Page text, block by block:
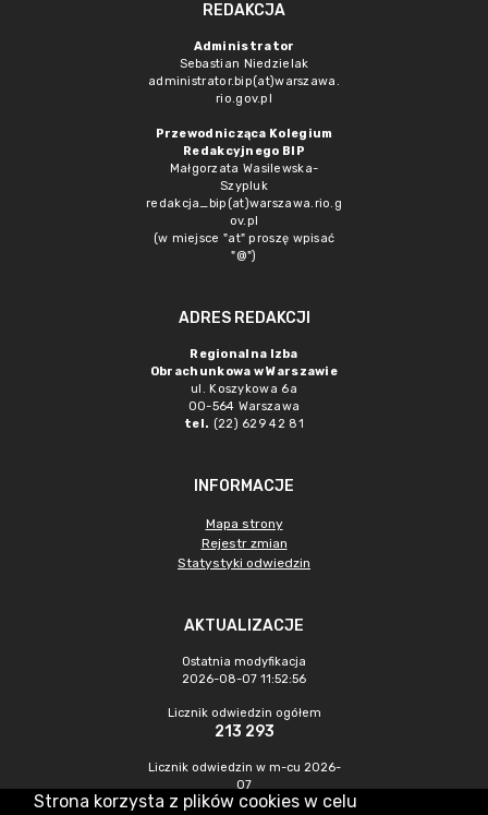
REDAKCJA
Administrator
Sebastian Niedzielak
administrator.bip(at)warszawa.
rio.gov.pl
Przewodnicząca Kolegium
Redakcyjnego BIP
Małgorzata Wasilewska-
Szypluk
redakcja_bip(at)warszawa.rio.g
ov.pl
(w miejsce "at" proszę wpisać
"@")
ADRES REDAKCJI
Regionalna Izba
Obrachunkowa w Warszawie
ul. Koszykowa 6a
00-564 Warszawa
tel. (22) 629 42 81
INFORMACJE
Mapa strony
Rejestr zmian
Statystyki odwiedzin
AKTUALIZACJE
Ostatnia modyfikacja
2026-08-07 11:52:56
Licznik odwiedzin ogółem
213 293
Licznik odwiedzin w m-cu 2026-
07
828
Strona korzysta z plików cookies w celu